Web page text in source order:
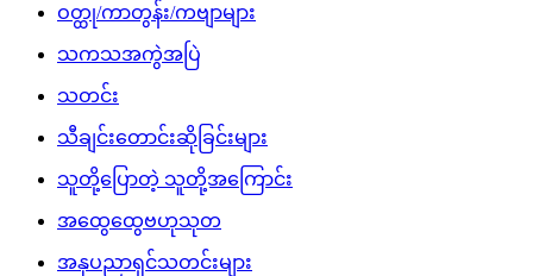
ဝတ္ထု/ကာတွန်း/ကဗျာများ
သကသအကွဲအပြဲ
သတင်း
သီချင်းတောင်းဆိုခြင်းများ
သူတို့ပြောတဲ့ သူတို့အကြောင်း
အထွေထွေဗဟုသုတ
အနုပညာရှင်သတင်းများ